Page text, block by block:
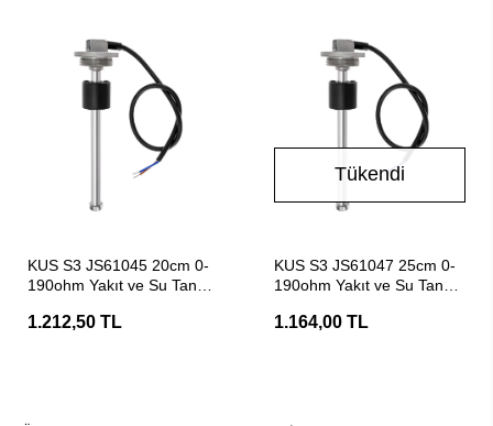
KUS S3 JS61045 20cm 0-
190ohm Yakıt ve Su Tankı
1.212,50 TL
Tükendi
KUS S3 JS61047 25cm 0-
190ohm Yakıt ve Su Tankı
1.164,00 TL